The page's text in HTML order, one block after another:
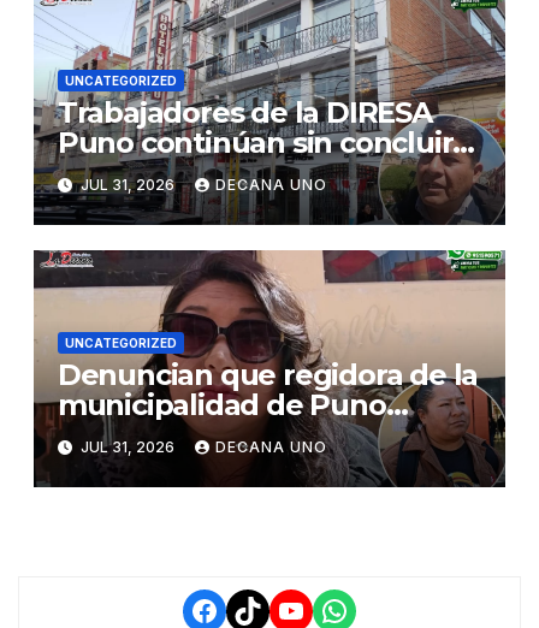
UNCATEGORIZED
Trabajadores de la DIRESA
Puno continúan sin concluir
su instalación en nuevos
locales
JUL 31, 2026 DECANA UNO
UNCATEGORIZED
Denuncian que regidora de la
municipalidad de Puno
habría solicitado paralizar
obra de pavimentación en la
rinconada Salcedo
JUL 31, 2026 DECANA UNO
Facebook
TikTokYouTube
WhatsApp